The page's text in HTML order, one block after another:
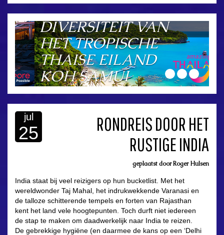
ONTDEK DE
DIVERSITEIT VAN
HET TROPISCHE
THAISE EILAND
KOH SAMUI
jul
25
RONDREIS DOOR HET
RUSTIGE INDIA
geplaatst doorRoger Hulsen
India staat bij veel reizigers op hun bucketlist. Met het
wereldwonder Taj Mahal, het indrukwekkende Varanasi en
de talloze schitterende tempels en forten van Rajasthan
kent het land vele hoogtepunten. Toch durft niet iedereen
de stap te maken om daadwerkelijk naar India te reizen.
De gebrekkige hygiëne (en daarmee de kans op een ‘Delhi